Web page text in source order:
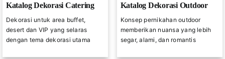
Katalog Dekorasi Catering
Dekorasi untuk area buffet,
desert dan VIP yang selaras
dengan tema dekorasi utama
Katalog Dekorasi Outdoor
Konsep pernikahan outdoor
memberikan nuansa yang lebih
segar, alami, dan romantis